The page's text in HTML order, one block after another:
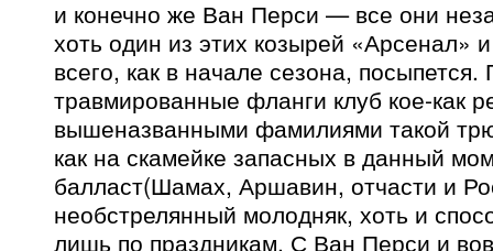
и конечно же Ван Перси — все они
хоть один из этих козырей «Арсенал»
всего, как в начале сезона,
травмированные фланги клуб кое-как
вышеназванными фамилиями такой
как на скамейке запасных в данный
балласт(Шамах, Аршавин, отчасти и
необстрелянный молодняк, хоть и
лишь по праздникам. С Ван Перси и